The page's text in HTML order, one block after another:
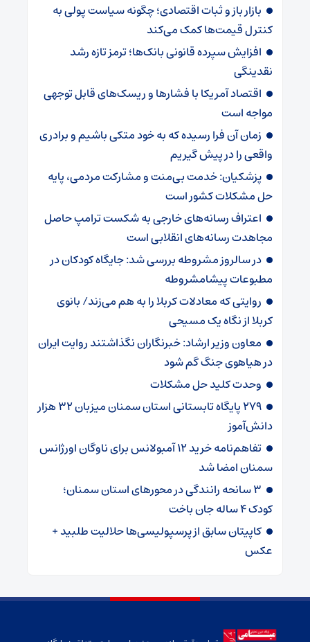
بازار باز و ثبات اقتصادی؛ چگونه سیاست پولی به
کنترل قیمت‌ها کمک می‌کند
افزایش سپرده قانونی بانک‌ها؛ ترمز تازه رشد
نقدینگی
اقتصاد آمریکا با فشارها و ریسک‌های قابل توجهی
مواجه است
زمان آن فرا رسیده که به خود متکی باشیم و برادری
واقعی را در پیش گیریم
پزشکیان: خدمت بی‌منت و مشارکت مردمی، پایه
حل مشکلات کشور است
اعتراف رسانه‌های خارجی به شکست ترامپ حاصل
مجاهدت رسانه‌های انقلابی است
در سالروز مشروطه بررسی شد: جایگاه کودکان در
مطبوعات پیشامشروطه
روایتی که معادلات کربلا را به هم می‌زند/ بانوی
کربلا از نگاه یک مسیحی
معاون وزیر ارشاد: خبرنگاران نگذاشتند روایت ایران
در هیاهوی جنگ گم شود
وحدت کلید حل مشکلات
۲۷۹ پایگاه تابستانی استان سمنان میزبان ۳۲ هزار
دانش‌آموز
تفاهم‌نامه خرید ۱۲ آمبولانس برای ناوگان اورژانس
سمنان امضا شد
۳ سانحه رانندگی در محورهای استان سمنان؛
کودک ۴ ساله جان باخت
کاپیتان سابق از پرسپولیسی‌ها حلالیت طلبید +
عکس